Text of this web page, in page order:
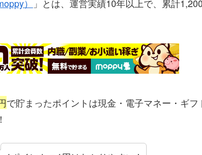
）
」とは、運営実績10年以上で、累計
で貯まったポイントは現金・電子マネー・ギ